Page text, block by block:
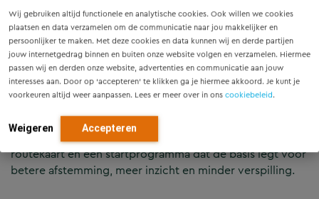
Wij gebruiken altijd functionele en analytische cookies. Ook willen we cookies
plaatsen en data verzamelen om de communicatie naar jou makkelijker en
persoonlijker te maken. Met deze cookies en data kunnen wij en derde partijen
jouw internetgedrag binnen en buiten onze website volgen en verzamelen. Hiermee
passen wij en derden onze website, advertenties en communicatie aan jouw
interesses aan. Door op ‘accepteren’ te klikken ga je hiermee akkoord. Je kunt je
voorkeuren altijd weer aanpassen. Lees er meer over in ons cookiebeleid.
Weigeren Accepteren
een nieuwe aanpak voor integraal ondergrondbeheer.
Want in een stad waar woningbouw, energietransitie en
mobiliteit elkaar kruisen, is slimme regie in de
ondergrond geen luxe maar noodzaak.
Samen met Future Insight onderzochten we hoe
sleutelspelers als Waternet, Liander en Vattenfall digitaal
samenwerken in de ondergrond. Het resultaat? Een
routekaart en een startprogramma dat de basis legt voor
betere afstemming, meer inzicht en minder verspilling.